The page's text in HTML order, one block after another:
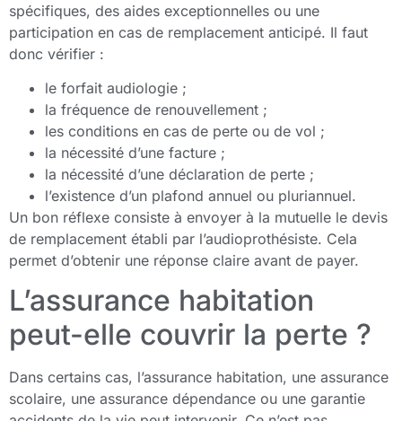
spécifiques, des aides exceptionnelles ou une
participation en cas de remplacement anticipé. Il faut
donc vérifier :
le forfait audiologie ;
la fréquence de renouvellement ;
les conditions en cas de perte ou de vol ;
la nécessité d’une facture ;
la nécessité d’une déclaration de perte ;
l’existence d’un plafond annuel ou pluriannuel.
Un bon réflexe consiste à envoyer à la mutuelle le devis
de remplacement établi par l’audioprothésiste. Cela
permet d’obtenir une réponse claire avant de payer.
L’assurance habitation
peut-elle couvrir la perte ?
Dans certains cas, l’assurance habitation, une assurance
scolaire, une assurance dépendance ou une garantie